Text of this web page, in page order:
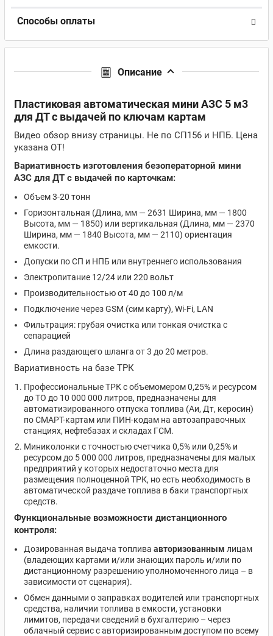
Способы оплаты
Описание
Пластиковая автоматическая мини АЗС 5 м3
для ДТ с выдачей по ключам картам
Видео обзор внизу страницы. Не по СП156 и НПБ. Цена
указана ОТ!
Вариативность изготовления безоператорной мини
АЗС для ДТ с выдачей по карточкам:
Объем 3-20 тонн
Горизонтальная (Длина, мм — 2631 Ширина, мм — 1800
Высота, мм — 1850) или вертикальная (Длина, мм — 2370
Ширина, мм — 1840 Высота, мм — 2110) ориентация
емкости.
Допуски по СП и НПБ или внутреннего использования
Электропитание 12/24 или 220 вольт
Производительностью от 40 до 100 л/м
Подключение через GSM (сим карту), Wi-Fi, LAN
Фильтрация: грубая очистка или тонкая очистка с
сепарацией
Длина раздающего шланга от 3 до 20 метров.
Вариативность на базе ТРК
Профессиональные ТРК с объемомером 0,25% и ресурсом
до ТО до 10 000 000 литров, предназначены для
автоматизированного отпуска топлива (Аи, Дт, керосин)
по СМАРТ-картам или ПИН-кодам на автозаправочных
станциях, нефтебазах и складах ГСМ.
Миниколонки с точностью счетчика 0,5% или 0,25% и
ресурсом до 5 000 000 литров, предназначены для малых
предприятий у которых недостаточно места для
размещения полноценной ТРК, но есть необходимость в
автоматической раздаче топлива в баки транспортных
средств.
Функциональные возможности дистанционного
контроля:
Дозированная выдача топлива авторизованным лицам
(владеющих картами и/или знающих пароль и/или по
дистанционному разрешению уполномоченного лица – в
зависимости от сценария).
Обмен данными о заправках водителей или транспортных
средства, наличии топлива в емкости, установки
лимитов, передачи сведений в бухгалтерию – через
облачный сервис с авторизированным доступом по всему